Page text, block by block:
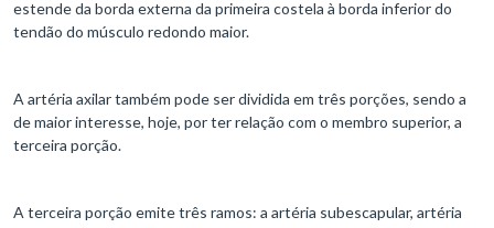
estende da borda externa da primeira costela à borda inferior do
tendão do músculo redondo maior.
A artéria axilar também pode ser dividida em três porções, sendo a
de maior interesse, hoje, por ter relação com o membro superior, a
terceira porção.
A terceira porção emite três ramos: a artéria subescapular, artéria